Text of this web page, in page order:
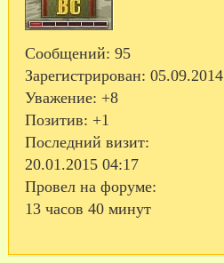
Сообщений: 95
Зарегистрирован: 05.09.2014
Уважение: +8
Позитив: +1
Последний визит:
20.01.2015 04:17
Провел на форуме:
13 часов 40 минут